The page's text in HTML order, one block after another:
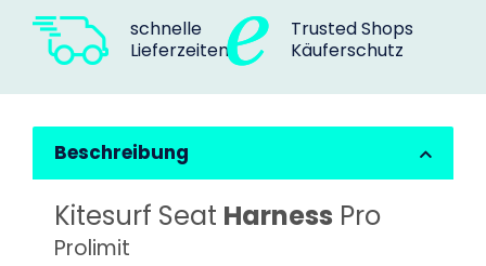
schnelle
Lieferzeiten
Trusted Shops
Käuferschutz
Beschreibung
Kitesurf Seat Harness Pro
Prolimit